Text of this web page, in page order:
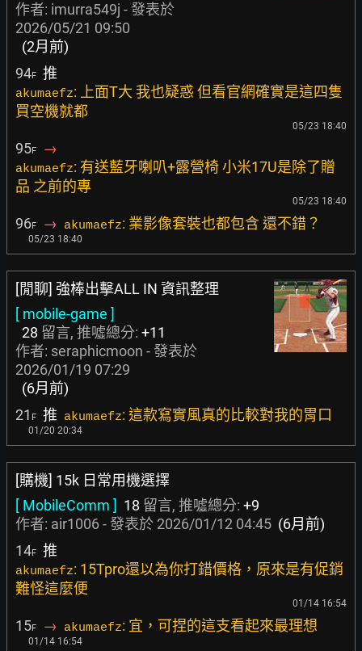
作者: imurra549j - 發表於
2026/05/21 09:50
(2月前)
94F 推
akumaefz: 上面T大 我也疑惑 但看官網確實是這四隻
買空機就都
05/23 18:40
95F →
akumaefz: 有送藍牙喇叭+露營椅 小米17U是除了贈
品 之前的專
05/23 18:40
96F → akumaefz: 業影像套裝也都包含 還不錯？
05/23 18:40
[閒聊] 強棒出擊ALL IN 資訊整理
[ mobile-game ]
28 留言, 推噓總分: +11
作者: seraphicmoon - 發表於
2026/01/19 07:29
(6月前)
21 F 推 akumaefz: 這款寫實風真的比較對我的胃口
01/20 20:34
[購機] 15k 日常用機選擇
[ MobileComm ] 18 留言, 推噓總分: +9
作者: air1006- 發表於 2026/01/12 04:45 (6月前)
14F 推
akumaefz: 15Tpro還以為你打錯價格，原來是有促銷
難怪這麼便
01/14 16:54
15F → akumaefz: 宜，可捏的這支看起來最理想
01/14 16:54